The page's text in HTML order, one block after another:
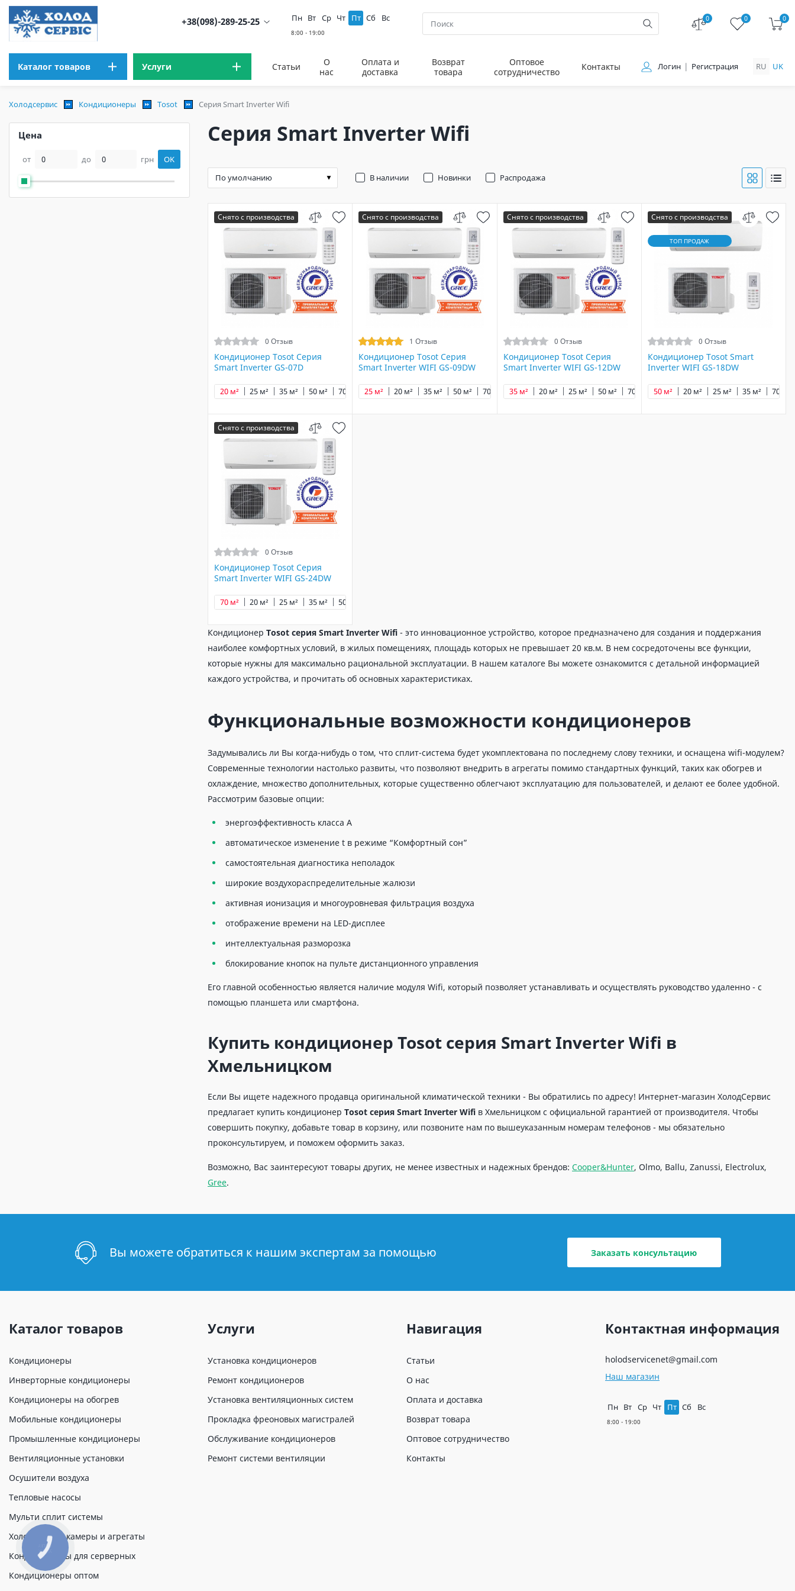
+38(098)-289-25-25 Пн Вт Ср Чт Пт Сб Вс 0 0 0
Каталог товаров Услуги Статьи
О
нас
Оплата и
доставка
Возврат
товара
Оптовое
сотрудничество
Контакты Логин Регистрация RU UK
Холодсервис Кондиционеры Tosot Серия Smart Inverter Wifi
Цена
от до грн OK
Серия Smart Inverter Wifi
В наличии Новинки Распродажа
Снято с производства
0 Отзыв
Кондиционер Tosot Серия
Smart Inverter GS-07D
20 м² 25 м² 35 м² 50 м² 70 м²
Снято с производства
1 Отзыв
Кондиционер Tosot Серия
Smart Inverter WIFI GS-09DW
20 м²
25 м² 35 м² 50 м² 70 м²
Снято с производства
0 Отзыв
Кондиционер Tosot Серия
Smart Inverter WIFI GS-12DW
20 м² 25 м²
35 м² 50 м² 70 м²
Снято с производства
ТОП ПРОДАЖ
0 Отзыв
Кондиционер Tosot Smart
Inverter WIFI GS-18DW
20 м² 25 м² 35 м²
50 м² 70 м²
Снято с производства
0 Отзыв
Кондиционер Tosot Серия
Smart Inverter WIFI GS-24DW
20 м² 25 м² 35 м² 50 м²
70 м²
Кондиционер Tosot серия Smart Inverter Wifi - это инновационное устройство, которое предназначено для создания и поддержания
наиболее комфортных условий, в жилых помещениях, площадь которых не превышает 20 кв.м. В нем сосредоточены все функции,
которые нужны для максимально рациональной эксплуатации. В нашем каталоге Вы можете ознакомится с детальной информацией
каждого устройства, и прочитать об основных характеристиках.
Функциональные возможности кондиционеров
Задумывались ли Вы когда-нибудь о том, что сплит-система будет укомплектована по последнему слову техники, и оснащена wifi-модулем?
Современные технологии настолько развиты, что позволяют внедрить в агрегаты помимо стандартных функций, таких как обогрев и
охлаждение, множество дополнительных, которые существенно облегчают эксплуатацию для пользователей, и делают ее более удобной.
Рассмотрим базовые опции:
энергоэффективность класса А
автоматическое изменение t в режиме “Комфортный сон”
самостоятельная диагностика неполадок
широкие воздухораспределительные жалюзи
активная ионизация и многоуровневая фильтрация воздуха
отображение времени на LED-дисплее
интеллектуальная разморозка
блокирование кнопок на пульте дистанционного управления
Его главной особенностью является наличие модуля Wifi, который позволяет устанавливать и осуществлять руководство удаленно - с
помощью планшета или смартфона.
Купить кондиционер Tosot серия Smart Inverter Wifi в
Хмельницком
Если Вы ищете надежного продавца оригинальной климатической техники - Вы обратились по адресу! Интернет-магазин ХолодСервис
предлагает купить кондиционер Tosot серия Smart Inverter Wifi в Хмельницком с официальной гарантией от производителя. Чтобы
совершить покупку, добавьте товар в корзину, или позвоните нам по вышеуказанным номерам телефонов - мы обязательно
проконсультируем, и поможем оформить заказ.
Возможно, Вас заинтересуют товары других, не менее известных и надежных брендов: Cooper&Hunter, Olmo, Ballu, Zanussi, Electrolux,
Gree.
Вы можете обратиться к нашим экспертам за помощью Заказать консультацию
Каталог товаров
Кондиционеры
Инверторные кондиционеры
Кондиционеры на обогрев
Мобильные кондиционеры
Промышленные кондиционеры
Вентиляционные установки
Осушители воздуха
Тепловые насосы
Мульти сплит системы
Холодильные камеры и агрегаты
Кондиционеры для серверных
Кондиционеры оптом
Услуги
Установка кондиционеров
Ремонт кондиционеров
Установка вентиляционных систем
Прокладка фреоновых магистралей
Обслуживание кондиционеров
Ремонт системи вентиляции
Навигация
Статьи
О нас
Оплата и доставка
Возврат товара
Оптовое сотрудничество
Контакты
Контактная информация
holodservicenet@gmail.com
Наш магазин
Пн Вт Ср Чт Пт Сб Вс
КНОПКА
ЗВ'ЯЗКУ